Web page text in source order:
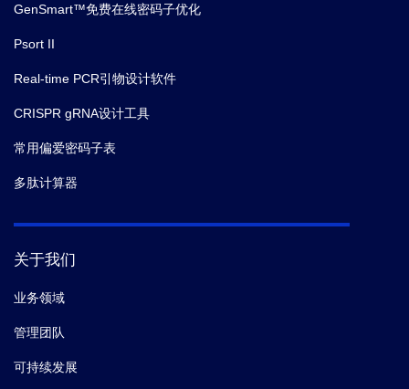
GenSmart™免费在线密码子优化
Psort II
Real-time PCR引物设计软件
CRISPR gRNA设计工具
常用偏爱密码子表
多肽计算器
关于我们
业务领域
管理团队
可持续发展